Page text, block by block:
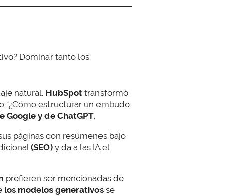
Dominar tanto los
natural. HubSpot transformó
“¿Cómo estructurar un embudo
y de ChatGPT.
páginas con resúmenes bajo
(SEO) y da a las IA el
prefieren ser mencionadas de
los modelos generativos se